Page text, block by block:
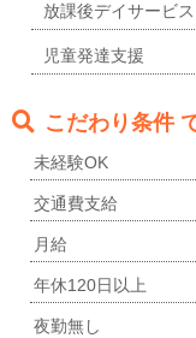
放課後デイサービス
児童発達支援
こだわり条件
未経験OK
交通費支給
月給
年休120日以上
夜勤無し